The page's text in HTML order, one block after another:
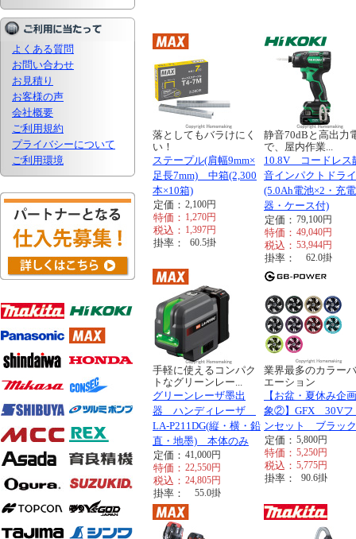
よくある質問
お問い合わせ
お見積り
お客様の声
会社概要
ご利用規約
プライバシーについて
ご利用環境
落としてもバラけにく
い！
ステープル(肩幅9mm×
足長7mm) 中箱(2,300
本×10箱)
定価： 2,100円
特価： 1,270円
税込： 1,397円
掛率： 60.5掛
静音70dBと高出力
で、屋内作業...
10.8V コードレス
音インパクトドラ
(5.0Ah電池×2・充電
器・ケース付)
定価： 79,100円
特価： 49,040円
税込： 53,944円
掛率： 62.0掛
手軽に使えるコンパク
トなグリーンレー...
グリーンレーザ墨出
器 ハンディレーザ
LA-P211DG(縦・横・鉛
直・地墨) 本体のみ
定価： 41,000円
特価： 22,550円
税込： 24,805円
掛率： 55.0掛
業界最多のカラー
エーション
【お盆・夏休み企
象②】GFX 30Vフ
ンセット ブラック
定価： 5,800円
特価： 5,250円
税込： 5,775円
掛率： 90.6掛